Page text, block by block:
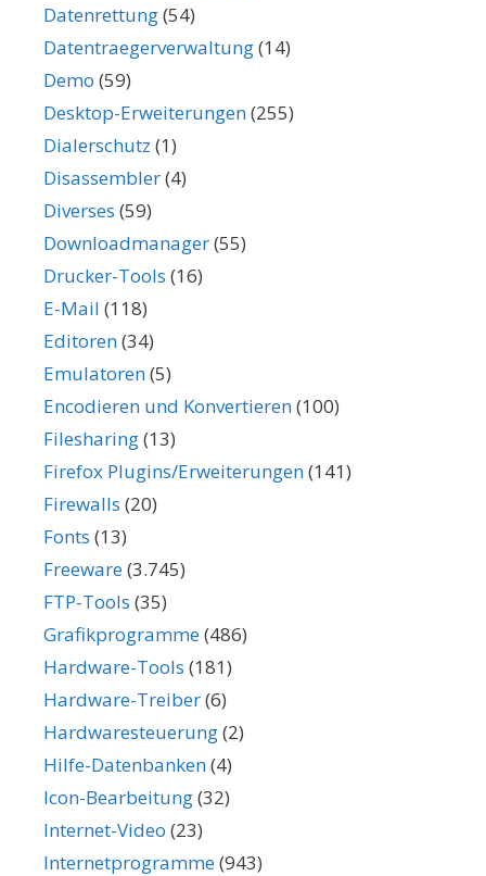
Datenrettung(54)
Datentraegerverwaltung(14)
Demo (59)
Desktop-Erweiterungen(255)
Dialerschutz (1)
Disassembler(4)
Diverses (59)
Downloadmanager(55)
Drucker-Tools (16)
E-Mail (118)
Editoren(34)
Emulatoren(5)
Encodieren und Konvertieren(100)
Filesharing(13)
Firefox Plugins/Erweiterungen(141)
Firewalls (20)
Fonts (13)
Freeware(3.745)
FTP-Tools (35)
Grafikprogramme(486)
Hardware-Tools (181)
Hardware-Treiber(6)
Hardwaresteuerung(2)
Hilfe-Datenbanken(4)
Icon-Bearbeitung(32)
Internet-Video (23)
Internetprogramme(943)